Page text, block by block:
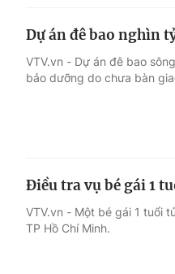
Dự án đê bao nghìn
VTV.vn - Dự án đê bao
bảo dưỡng do chưa bàn
Điều tra vụ bé gái 1
VTV.vn - Một bé gái 1 tuổi
TP Hồ Chí Minh.